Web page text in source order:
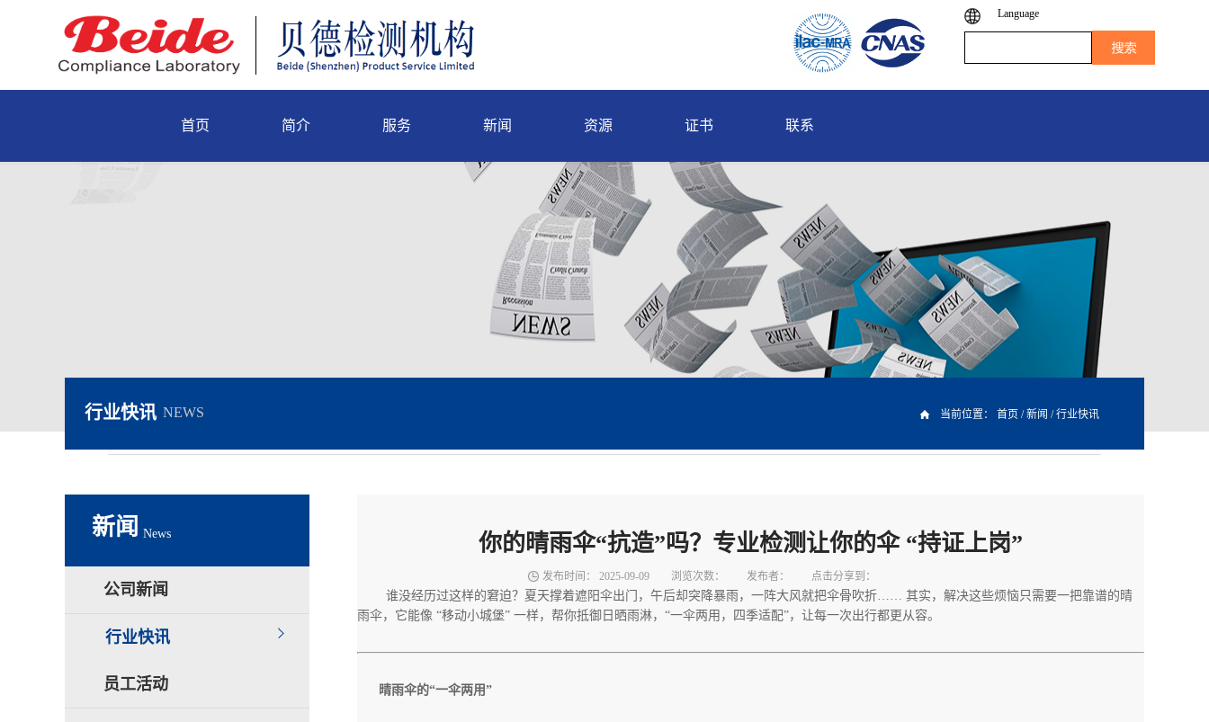
Language
首页 简介 服务 新闻 资源 证书 联系
NEWS
行业快讯 当前位置： 首页 / 新闻 / 行业快讯
新闻 News
公司新闻
行业快讯
员工活动
你的晴雨伞“抗造”吗？专业检测让你的伞 “持证上岗”
发布时间： 2025-09-09 浏览次数： 发布者： 点击分享到：
谁没经历过这样的窘迫？夏天撑着遮阳伞出门，午后却突降暴雨，一阵大风就把伞骨吹折…… 其实，解决这些烦恼只需要一把靠谱的晴
雨伞，它能像 “移动小城堡” 一样，帮你抵御日晒雨淋，“一伞两用，四季适配”，让每一次出行都更从容。
晴雨伞的“一伞两用”